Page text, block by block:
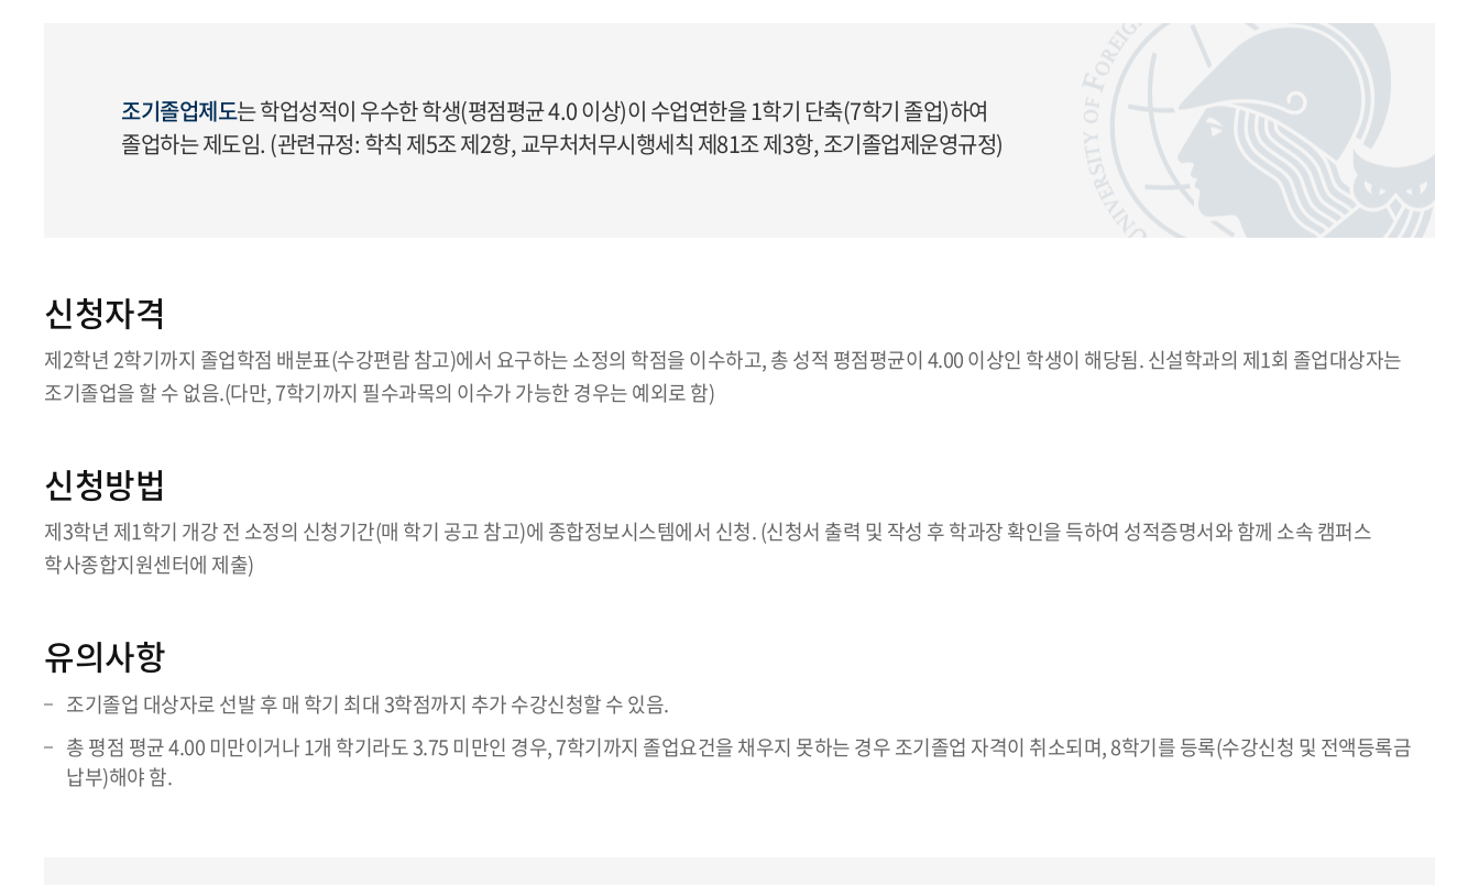
조기졸업제도는 학업성적이 우수한 학생(평점평균 4.0 이상)이 수업연한을 1학기 단축(7학기 졸업)하여
졸업하는 제도임. (관련규정: 학칙 제5조 제2항, 교무처처무시행세칙 제81조 제3항, 조기졸업제운영규정)
신청자격
제2학년 2학기까지 졸업학점 배분표(수강편람 참고)에서 요구하는 소정의 학점을 이수하고, 총 성적 평점평균이 4.00 이상인 학생이 해당됨. 신설학과의 제1회 졸업대상자는
조기졸업을 할 수 없음.(다만, 7학기까지 필수과목의 이수가 가능한 경우는 예외로 함)
신청방법
제3학년 제1학기 개강 전 소정의 신청기간(매 학기 공고 참고)에 종합정보시스템에서 신청. (신청서 출력 및 작성 후 학과장 확인을 득하여 성적증명서와 함께 소속 캠퍼스
학사종합지원센터에 제출)
유의사항
조기졸업 대상자로 선발 후 매 학기 최대 3학점까지 추가 수강신청할 수 있음.
총 평점 평균 4.00 미만이거나 1개 학기라도 3.75 미만인 경우, 7학기까지 졸업요건을 채우지 못하는 경우 조기졸업 자격이 취소되며, 8학기를 등록(수강신청 및 전액등록금
납부)해야 함.